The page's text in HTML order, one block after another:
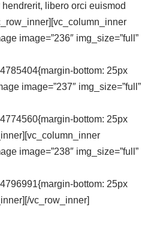
libero orci euismod
image=”236″ img_size=”full”
bottom: 25px
image=”237″ img_size=”full”
bottom: 25px
image=”238″ img_size=”full”
bottom: 25px
vc_row_inner]